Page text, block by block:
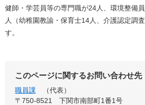
健師・学芸員等の専門職が24人、環境整備
人（幼稚園教諭・保育士14人、介護認定調
す。
このページに関するお問い合わせ先
職員課
代表
〒750-8521
下関市南部町1番1号